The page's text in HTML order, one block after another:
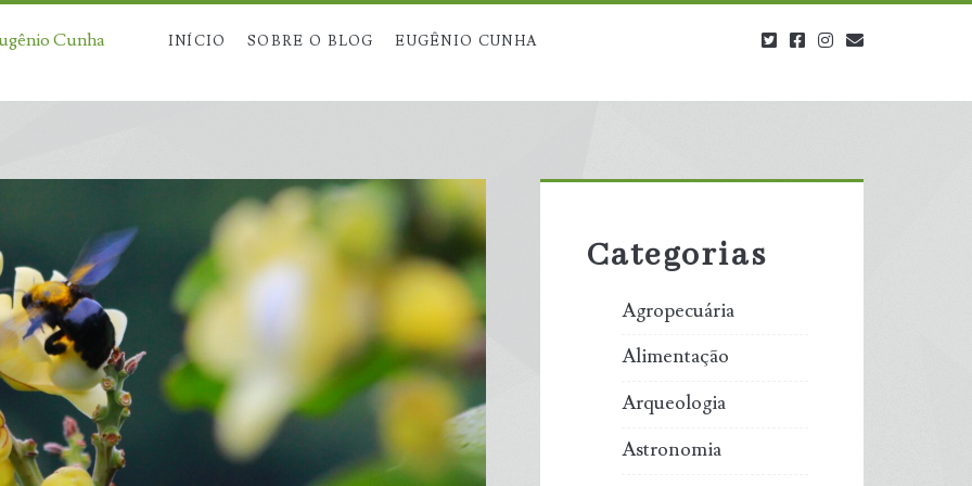
Cunha INÍCIO SOBRE O BLOG EUGÊNIO CUNHA twitterfacebookinstagram
Sidebar
Categorias
Agropecuária
Alimentação
Arqueologia
Astronomia